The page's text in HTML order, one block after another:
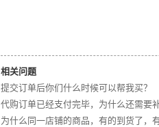
相关问题
提交订单后你们什么时候可以帮我买？
代购订单已经支付完毕，为什么还需要
为什么同一店铺的商品，有的到货了，